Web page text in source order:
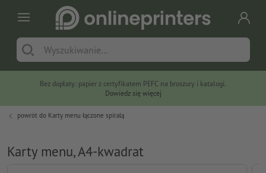
Bez dopłaty: papier z certyfikatem PEFC na broszury i katalogi.
Dowiedz się więcej
powrót do Karty menu łączone spiralą
Karty menu, A4-kwadrat